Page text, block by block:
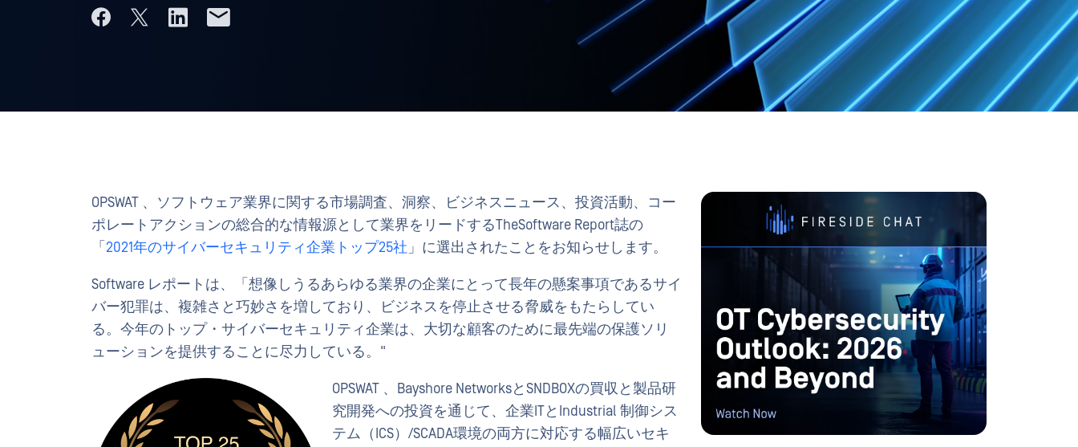
OPSWAT 、ソフトウェア業界に関する市場調査、洞察、ビジネスニュース、投資活動、コー
ポレートアクションの総合的な情報源として業界をリードするTheSoftware Report誌の
「 2021年のサイバーセキュリティ企業トップ25社 」に選出されたことをお知らせします。
Software レポートは、「想像しうるあらゆる業界の企業にとって長年の懸案事項であるサイ
バー犯罪は、複雑さと巧妙さを増しており、ビジネスを停止させる脅威をもたらしてい
る。今年のトップ・サイバーセキュリティ企業は、大切な顧客のために最先端の保護ソリ
ューションを提供することに尽力している。"
OPSWAT 、Bayshore NetworksとSNDBOXの買収と製品研
究開発への投資を通じて、企業ITとIndustrial 制御シス
テム（ICS）/SCADA環境の両方に対応する幅広いセキ